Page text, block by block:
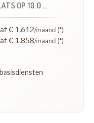
OP 10.0 KM
€ 1.612/maand (*)
€ 1.858/maand (*)